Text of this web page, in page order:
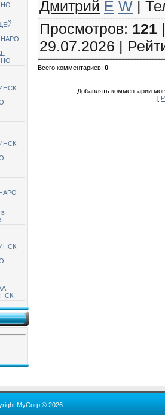
в
Дмитрий E W |
Просмотров: 121
29.07.2026 |
Всего комментариев: 0
Добавлять комментарии
[
MyCorp © 2026